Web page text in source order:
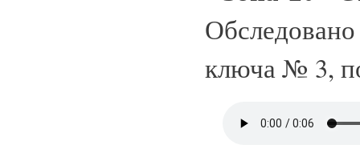
ключа № 3,